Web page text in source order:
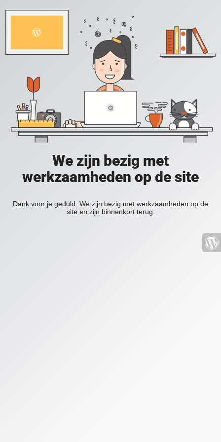
We zijn bezig met
werkzaamheden op de site
Dank voor je geduld. We zijn bezig met werkzaamheden op de
site en zijn binnenkort terug.